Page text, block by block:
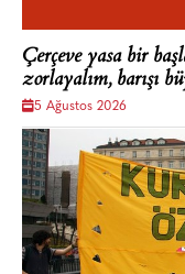
Çerçeve yasa bir
zorlayalım, barışı
5 Ağustos 2026